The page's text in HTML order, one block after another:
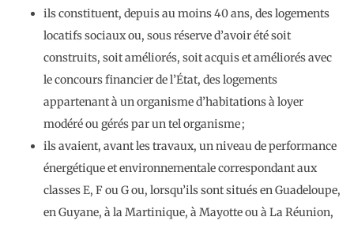
ils constituent, depuis au moins 40 ans, des logements
locatifs sociaux ou, sous réserve d’avoir été soit
construits, soit améliorés, soit acquis et améliorés avec
le concours financier de l’État, des logements
appartenant à un organisme d’habitations à loyer
modéré ou gérés par un tel organisme ;
ils avaient, avant les travaux, un niveau de performance
énergétique et environnementale correspondant aux
classes E, F ou G ou, lorsqu’ils sont situés en Guadeloupe,
en Guyane, à la Martinique, à Mayotte ou à La Réunion,